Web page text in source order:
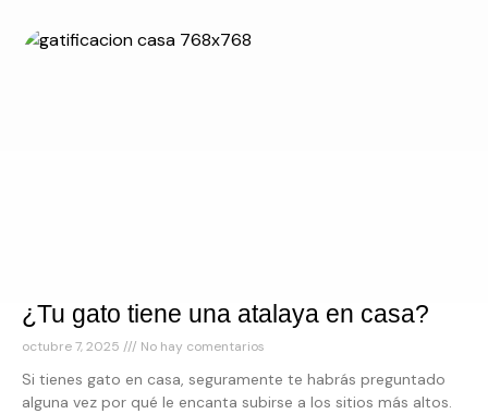
¿Tu gato tiene una atalaya en casa?
octubre 7, 2025 No hay comentarios
Si tienes gato en casa, seguramente te habrás preguntado
alguna vez por qué le encanta subirse a los sitios más altos.